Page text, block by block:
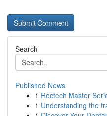
Search
Published News
1 Roctech Master
1 Understanding the